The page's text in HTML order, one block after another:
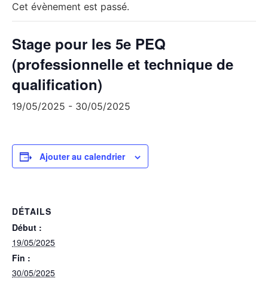
Cet évènement est passé.
Stage pour les 5e PEQ
(professionnelle et technique de
qualification)
19/05/2025 - 30/05/2025
Ajouter au calendrier
DÉTAILS
Début :
19/05/2025
Fin :
30/05/2025